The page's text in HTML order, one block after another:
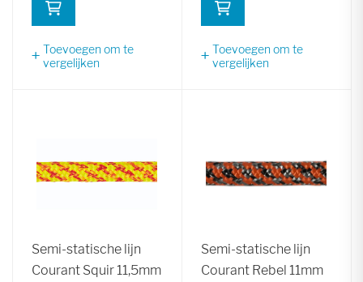
Toevoegen om te
vergelijken
Toevoegen om te
vergelijken
Semi-statische lijn
Courant Squir 11,5mm
Semi-statische lijn
Courant Rebel 11mm